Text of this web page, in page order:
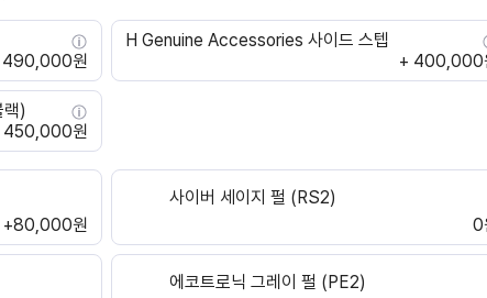
490,000원
H Genuine Accessories 사이드 스텝
+ 400,000
)
450,000원
+80,000원
사이버 세이지 펄 (RS2)
0
에코트로닉 그레이 펄 (PE2)